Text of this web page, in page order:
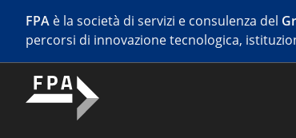
FPA è la società di servizi e consulenza del
percorsi di innovazione tecnologica,